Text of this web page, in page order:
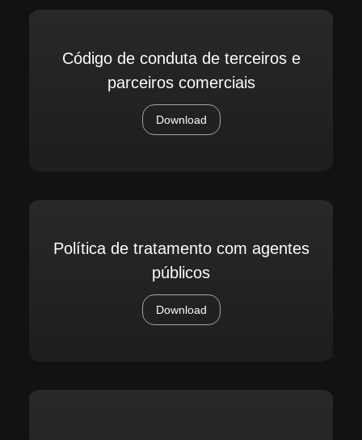
Código de conduta de terceiros e
parceiros comerciais
Download
Política de tratamento com agentes
públicos
Download